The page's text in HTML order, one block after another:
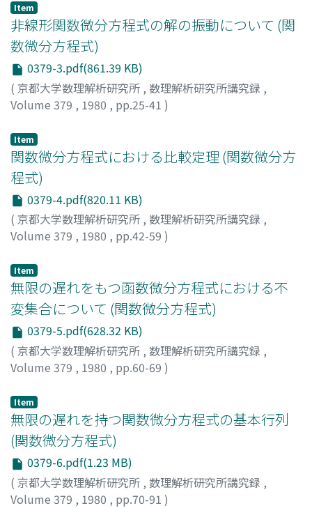
Item
非線形関数微分方程式の解の振動について (関
数微分方程式)
0379-3.pdf(861.39 KB)
( 京都大学数理解析研究所 , 数理解析研究所講究録 ,
Volume 379 , 1980 , pp.25-41 )
Item
関数微分方程式における比較定理 (関数微分方
程式)
0379-4.pdf(820.11 KB)
( 京都大学数理解析研究所 , 数理解析研究所講究録 ,
Volume 379 , 1980 , pp.42-59 )
クサノ, タカシ
Item
無限の遅れをもつ函数微分方程式における不
変集合について (関数微分方程式)
0379-5.pdf(628.32 KB)
( 京都大学数理解析研究所 , 数理解析研究所講究録 ,
Volume 379 , 1980 , pp.60-69 )
Item
無限の遅れを持つ関数微分方程式の基本行列
(関数微分方程式)
0379-6.pdf(1.23 MB)
( 京都大学数理解析研究所 , 数理解析研究所講究録 ,
Volume 379 , 1980 , pp.70-91 )